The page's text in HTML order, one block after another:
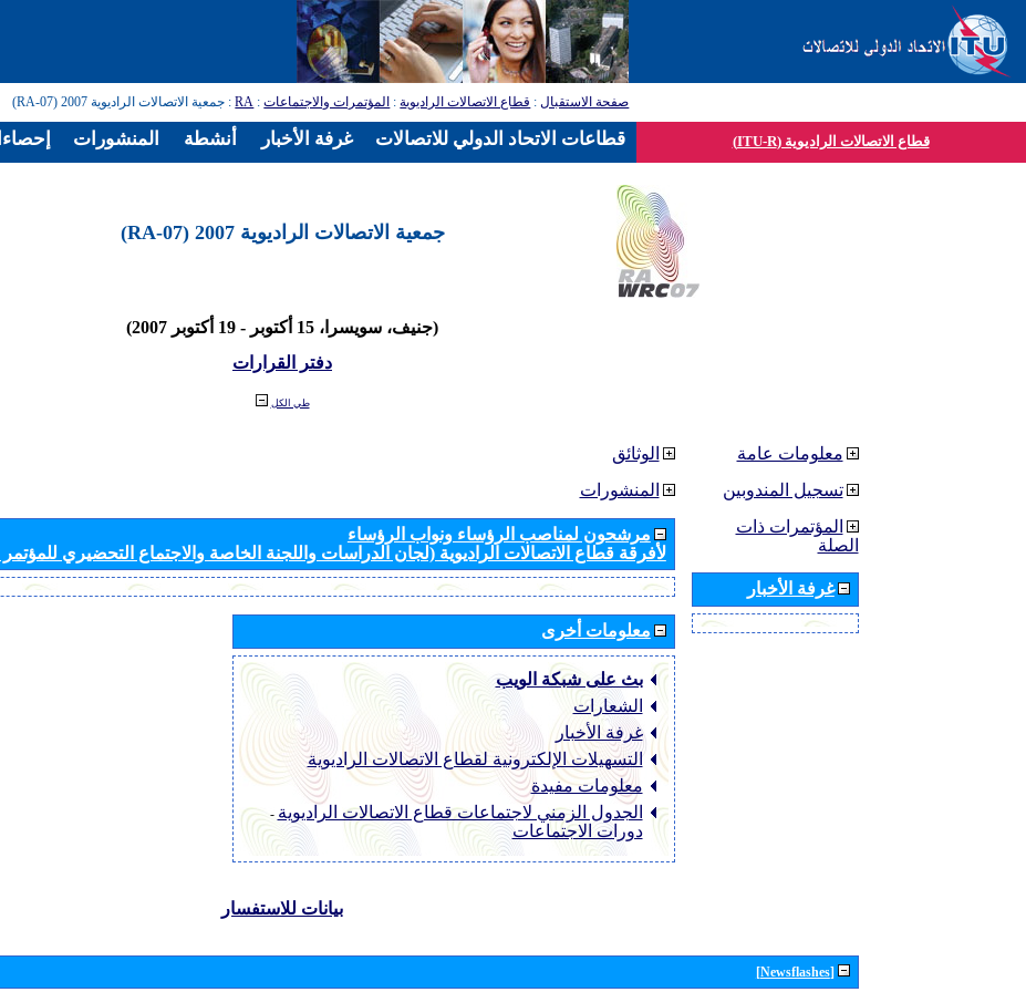
صفحة الاستقبال: قطاع الاتصالات الراديوية: المؤتمرات والاجتماعات:
RA: جمعية الاتصالات الراديوية 2007 (RA-07)
قطاع الاتصالات الراديوية (ITU-R)
جمعية الاتصالات الراديوية 2007 (RA-07)
(جنيف، سويسرا، 15 أكتوبر - 19 أكتوبر 2007)
دفتر القرارات
طي الكل
الوثائق
المنشورات
مرشحون لمناصب الرؤساء ونواب الرؤساء
لأفرقة قطاع الاتصالات الراديوية (لجان الدراسات واللجنة الخاصة والاجتماع التحضيري
معلومات أخرى
بث على شبكة الويب
الشعارات
غرفة الأخبار
التسهيلات الإلكترونية لقطاع الاتصالات الراديوية
معلومات مفيدة
الجدول الزمني لاجتماعات قطاع الاتصالات الراديوية -
دورات الاجتماعات
معلومات عامة
تسجيل المندوبين
المؤتمرات ذات
الصلة
غرفة الأخبار
بيانات للاستفسار
[Newsflashes]
المنشورات أنشطة غرفة الأخبار قطاعات الاتحاد الدولي للاتصالات